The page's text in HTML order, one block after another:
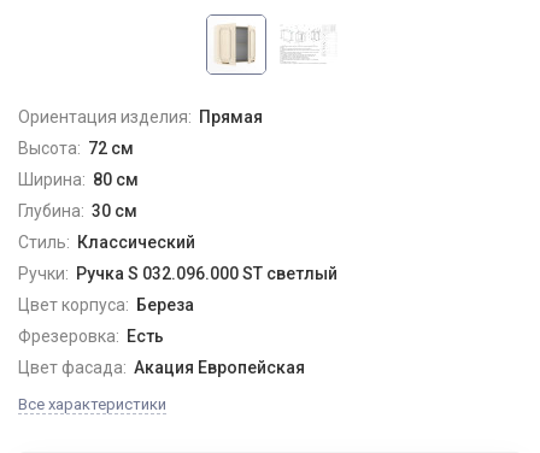
Ориентация изделия: Прямая
Высота: 72 см
Ширина: 80 см
Глубина: 30 см
Стиль: Классический
Ручки: Ручка S 032.096.000 ST светлый
Цвет корпуса:
Береза
Фрезеровка: Есть
Цвет фасада: Акация Европейская
Все характеристики